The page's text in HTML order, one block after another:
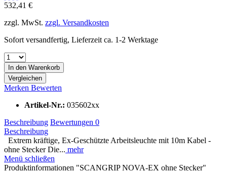
532,41 €
zzgl. MwSt. zzgl. Versandkosten
Sofort versandfertig, Lieferzeit ca. 1-2 Werktage
In den Warenkorb
Vergleichen
Merken Bewerten
Artikel-Nr.: 035602xx
Beschreibung Bewertungen 0
Beschreibung
Extrem kräftige, Ex-Geschützte Arbeitsleuchte mit 10m Kabel -
ohne Stecker Die... mehr
Menü schließen
Produktinformationen "SCANGRIP NOVA-EX ohne Stecker"